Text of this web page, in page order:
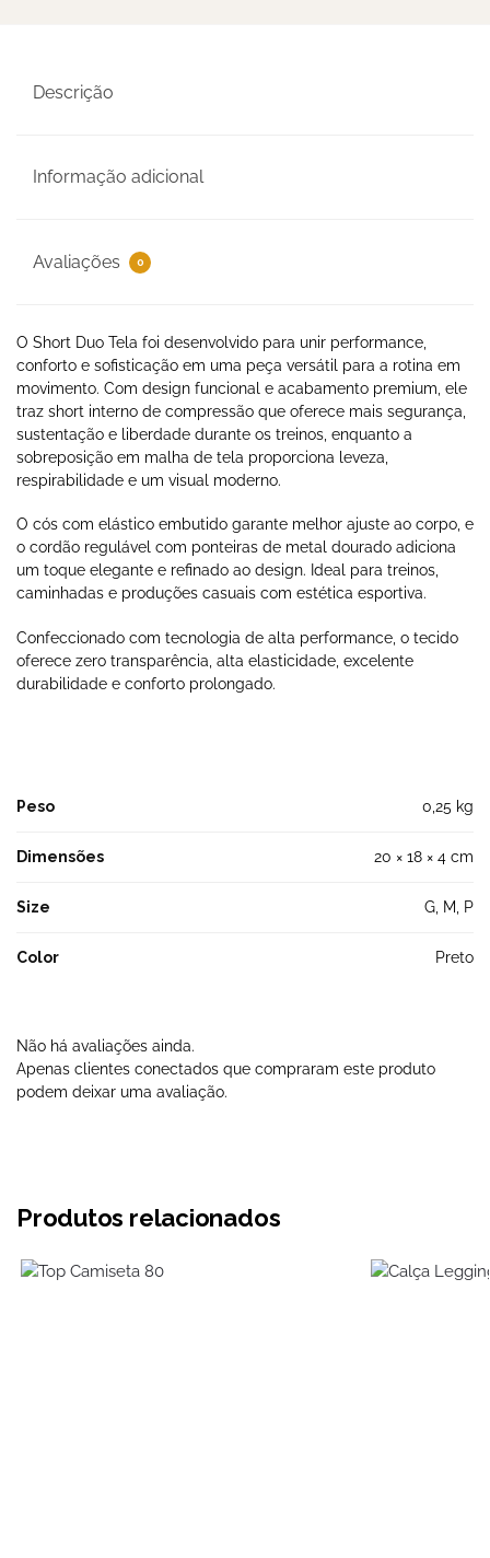
Descrição
Informação adicional
Avaliações 0
O Short Duo Tela foi desenvolvido para unir performance,
conforto e sofisticação em uma peça versátil para a rotina em
movimento. Com design funcional e acabamento premium, ele
traz short interno de compressão que oferece mais segurança,
sustentação e liberdade durante os treinos, enquanto a
sobreposição em malha de tela proporciona leveza,
respirabilidade e um visual moderno.
O cós com elástico embutido garante melhor ajuste ao corpo, e
o cordão regulável com ponteiras de metal dourado adiciona
um toque elegante e refinado ao design. Ideal para treinos,
caminhadas e produções casuais com estética esportiva.
Confeccionado com tecnologia de alta performance, o tecido
oferece zero transparência, alta elasticidade, excelente
durabilidade e conforto prolongado.
Peso 0,25 kg
Dimensões 20 × 18 × 4 cm
Size G, M, P
Color Preto
Não há avaliações ainda.
Apenas clientes conectados que compraram este produto
podem deixar uma avaliação.
Produtos relacionados